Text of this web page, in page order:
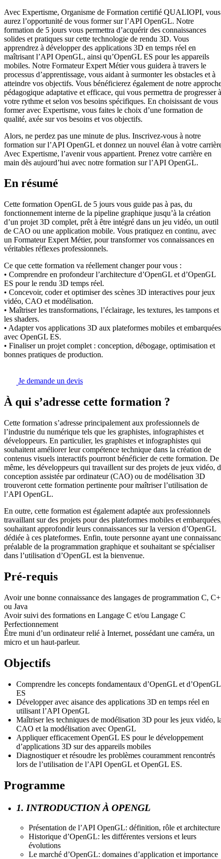
Avec Expertisme, Organisme de Formation certifié QUALIOPI, vous
aurez l’opportunité de vous former sur l’API OpenGL. Notre
formation de 5 jours vous permettra d’acquérir des connaissances
solides et pratiques sur cette technologie de rendu 3D. Vous
apprendrez à développer des applications 3D en temps réel en
maîtrisant l’API OpenGL, ainsi qu’OpenGL ES pour les appareils
mobiles. Notre Formateur Expert Métier vous guidera à travers le
processus d’apprentissage, vous aidant à surmonter les obstacles et à
atteindre vos objectifs. Vous bénéficierez également de notre
pédagogique adaptative et efficace, qui vous permettra de progresser à
votre rythme et selon vos besoins spécifiques. En choisissant de vous
former avec Expertisme, vous faites le choix d’une formation de
qualité, axée sur vos besoins et vos objectifs.
Alors, ne perdez pas une minute de plus. Inscrivez-vous à notre
formation sur l’API OpenGL et donnez un nouvel élan à votre
Avec Expertisme, l’avenir vous appartient. Prenez votre carrière en
main dès aujourd’hui avec notre formation sur l’API OpenGL.
En résumé
Cette formation OpenGL de 5 jours vous guide pas à pas, du
fonctionnement interne de la pipeline graphique jusqu’à la création
d’un projet 3D complet, prêt à être intégré dans un jeu vidéo, un outil
de CAO ou une application mobile. Vous pratiquez en continu, avec
un Formateur Expert Métier, pour transformer vos connaissances en
véritables réflexes professionnels.
Ce que cette formation va réellement changer pour vous :
• Comprendre en profondeur l’architecture d’OpenGL et d’OpenGL
ES pour le rendu 3D temps réel.
• Concevoir, coder et optimiser des scènes 3D interactives pour jeux
vidéo, CAO et modélisation.
• Maîtriser les transformations, l’éclairage, les textures, les tampons et
les shaders.
• Adapter vos applications 3D aux plateformes mobiles et embarquées
avec OpenGL ES.
• Finaliser un projet complet : conception, débogage, optimisation et
bonnes pratiques de production.
Je demande un devis
À qui s’adresse cette formation ?
Cette formation s’adresse principalement aux professionnels de
l’industrie du numérique tels que les graphistes, infographistes et
développeurs. En particulier, les graphistes et infographistes qui
souhaitent améliorer leur compétence technique dans la création de
contenus visuels interactifs pourront bénéficier de cette formation. De
même, les développeurs qui travaillent sur des projets de jeux vidéo,
conception assistée par ordinateur (CAO) ou de modélisation 3D
trouveront cette formation pertinente pour maîtriser l’utilisation de
l’API OpenGL.
En outre, cette formation est également adaptée aux professionnels
travaillant sur des projets pour des plateformes mobiles et
souhaitant approfondir leurs connaissances sur la version d’OpenGL
dédiée à ces plateformes. Enfin, toute personne ayant une
préalable de la programmation graphique et souhaitant se spécialiser
dans l’utilisation d’OpenGL est la bienvenue.
Pré-requis
Avoir une bonne connaissance des langages de programmation C,
ou Java
Avoir suivi des formations en Langage C et/ou Langage C
Perfectionnement
Être muni d’un ordinateur relié à Internet, possédant une caméra, un
micro et un haut-parleur.
Objectifs
Comprendre les concepts fondamentaux d’OpenGL et d’OpenGL
ES
Développer avec aisance des applications 3D en temps réel en
utilisant l’API OpenGL
Maîtriser les techniques de modélisation 3D pour les jeux vidéo,
CAO et la modélisation avec OpenGL
Appliquer efficacement OpenGL ES pour le développement
d’applications 3D sur des appareils mobiles
Diagnostiquer et résoudre les problèmes couramment rencontrés
lors de l’utilisation de l’API OpenGL et OpenGL ES.
Programme
1. INTRODUCTION À OPENGL
Présentation de l’API OpenGL: définition, rôle et architecture
Historique d’OpenGL: les différentes versions et leurs
évolutions
Le marché d’OpenGL: domaines d’application et importance